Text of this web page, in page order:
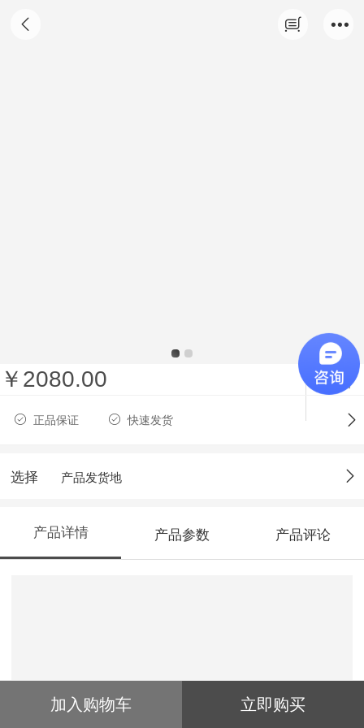
￥2080.00 收藏
正品保证 快速发货
选择 产品发货地
产品详情 产品参数 产品评论
加入购物车 立即购买